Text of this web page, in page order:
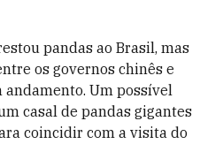
pandas ao Brasil, mas
os governos chinês e
Um possível
casal de pandas gigantes
coincidir com a visita do